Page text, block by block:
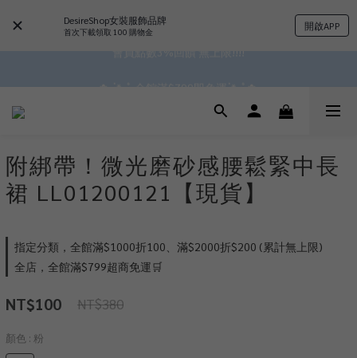
DesireShop女裝服飾品牌
首次下載領取 100 購物金 開啟APP
附綁帶！微光磨砂感腰鬆緊中長
裙 LL01200121【現貨】
指定分類，全館滿$1000折100、滿$2000折$200 (累計無上限)
全店，全館滿$799超商免運🛒
NT$100 NT$380
顏色 : 粉